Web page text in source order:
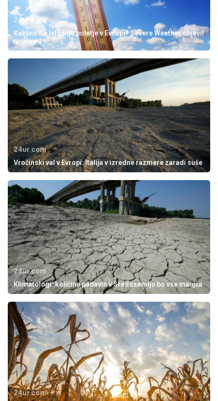
24ur.com
Kakšno bo letošnje poletje v Evropi? Severe Weather objavil
napoved
24ur.com
Vročinski val v Evropi: Italija v izredne razmere zaradi suše
24ur.com
Klimatologi: količina padavin v Sredozemlju bo vse manjša
24ur.com